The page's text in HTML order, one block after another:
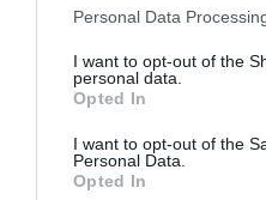
Please note that this
not limited to your visit or
grant or deny consent to
use your data for below
consent section.
Personal Data
I want to opt-out of the
personal data.
Opted In
I want to opt-out of the
Personal Data.
Opted In
Ανοίγει τη
Παραλιακή στην
Θωρακίζεται η
πλημμυρικά